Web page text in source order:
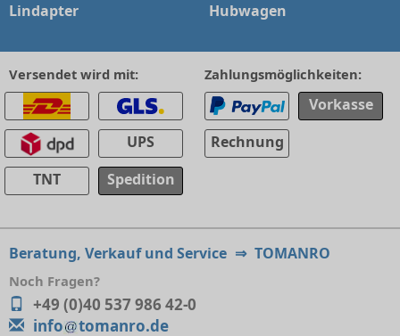
Lindapter
Hubwagen
Versendet wird mit:
UPS
TNT
Spedition
Zahlungsmöglichkeiten:
Vorkasse
Rechnung
Beratung, Verkauf und Service ⇒ TOMANRO
Noch Fragen?
+49 (0)40 537 986 42-0
info
tomanro.de